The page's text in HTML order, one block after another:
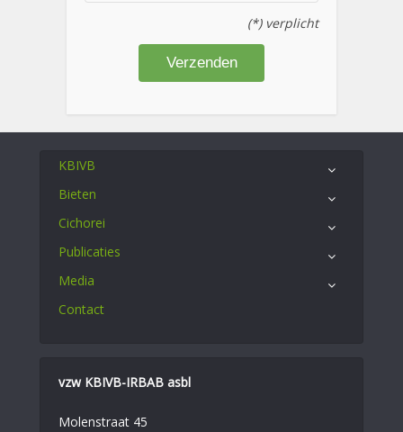
(*) verplicht
KBIVB
Bieten
Cichorei
Publicaties
Media
Contact
vzw KBIVB-IRBAB asbl
Molenstraat 45